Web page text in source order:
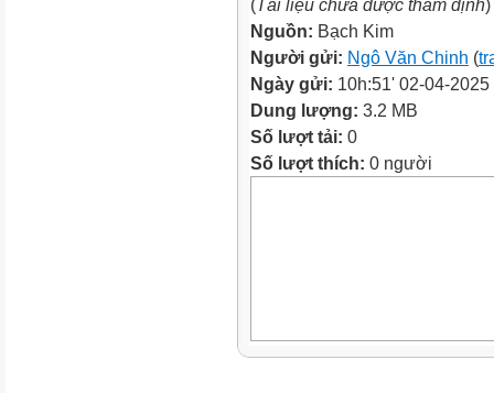
(Tài liệu chưa được thẩm định)
Nguồn: Bạch Kim
Người gửi: Ngô Văn Chinh (
Ngày gửi: 10h:51' 02-04-2025
Dung lượng: 3.2 MB
Số lượt tải: 0
Số lượt thích: 0 người